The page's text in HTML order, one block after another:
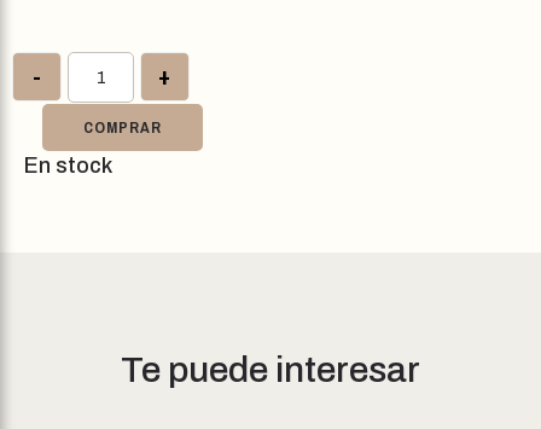
- +
COMPRAR
En stock
Te puede interesar